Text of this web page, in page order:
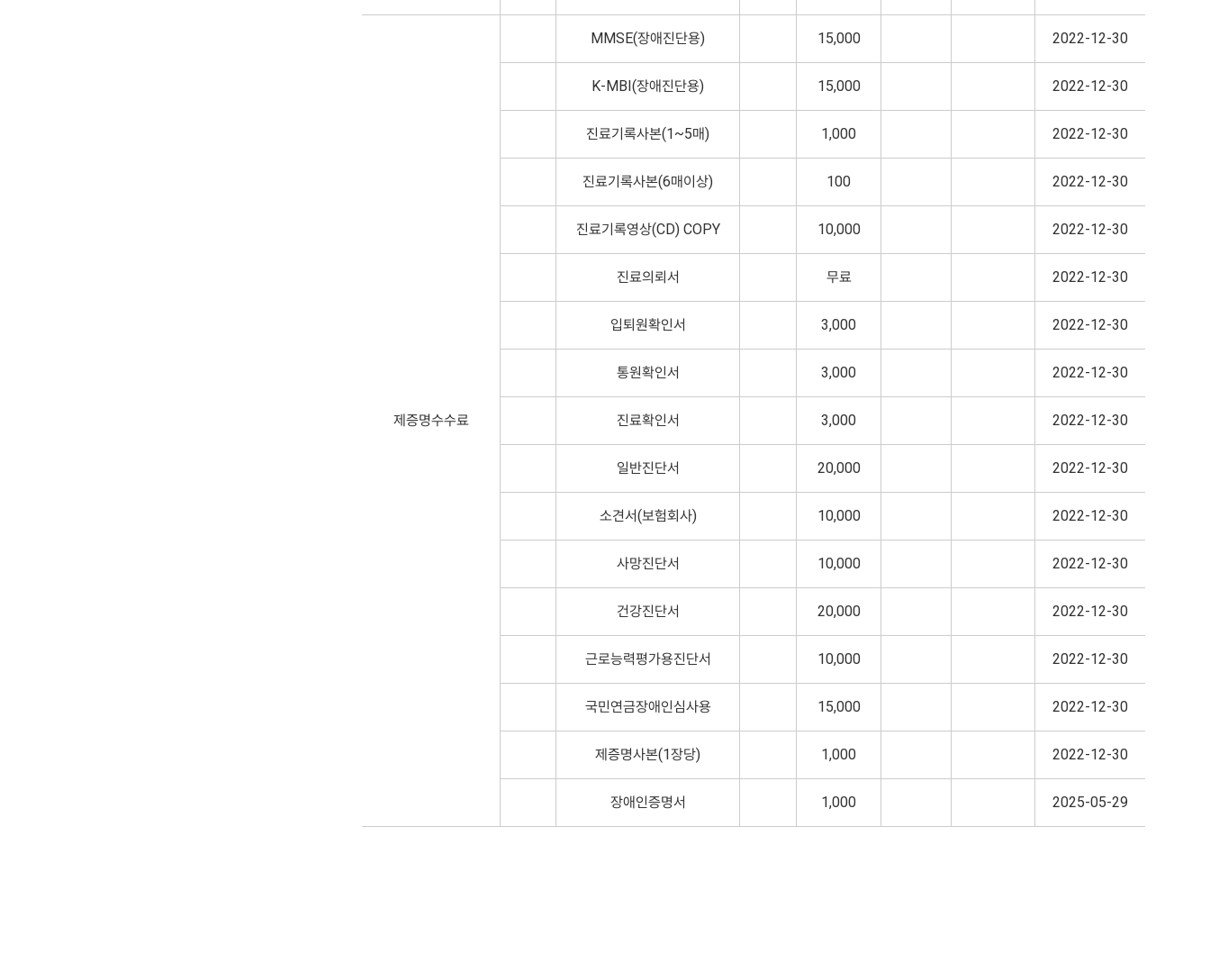
제증명수수료
MMSE(장애진단용) 15,000 2022-12-30
K-MBI(장애진단용) 15,000 2022-12-30
진료기록사본(1~5매) 1,000 2022-12-30
진료기록사본(6매이상) 100 2022-12-30
진료기록영상(CD) COPY 10,000 2022-12-30
진료의뢰서 무료 2022-12-30
입퇴원확인서 3,000 2022-12-30
통원확인서 3,000 2022-12-30
진료확인서 3,000 2022-12-30
일반진단서 20,000 2022-12-30
소견서(보험회사) 10,000 2022-12-30
사망진단서 10,000 2022-12-30
건강진단서 20,000 2022-12-30
근로능력평가용진단서 10,000 2022-12-30
국민연금장애인심사용 15,000 2022-12-30
제증명사본(1장당) 1,000 2022-12-30
장애인증명서 1,000 2025-05-29